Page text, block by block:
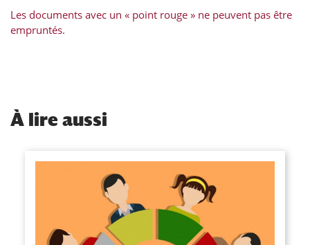
Les documents avec un « point rouge » ne peuvent pas être
empruntés.
À lire aussi